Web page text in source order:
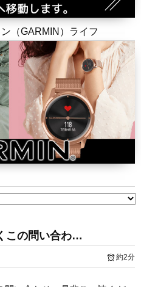
（GARMIN）ライフ
この問い合わ…
約2分